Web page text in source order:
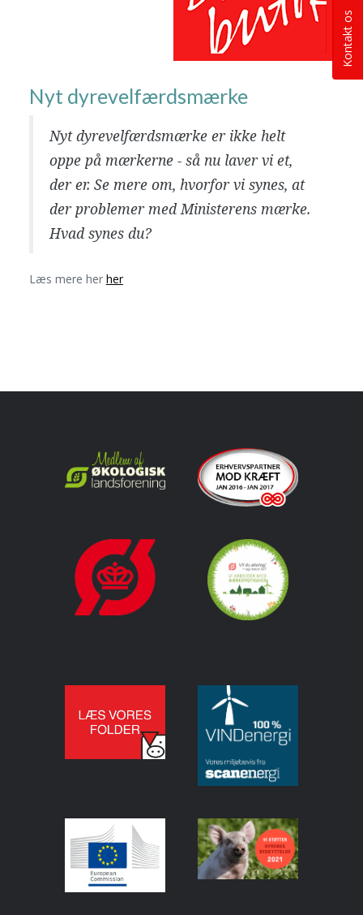
Nyt dyrevelfærdsmærke
Nyt dyrevelfærdsmærke er ikke helt
oppe på mærkerne - så nu laver vi et,
der er. Se mere om, hvorfor vi synes, at
der problemer med Ministerens mærke.
Hvad synes du?
Læs mere her her
Kontakt os